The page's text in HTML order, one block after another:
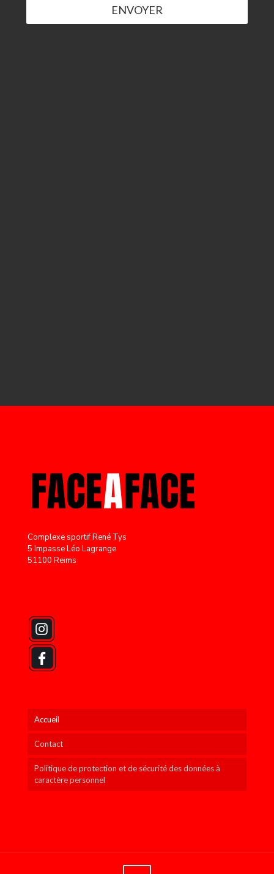
Complexe sportif René Tys
5 Impasse Léo Lagrange
51100 Reims
Accueil
Contact
Politique de protection et de sécurité des données à
caractère personnel